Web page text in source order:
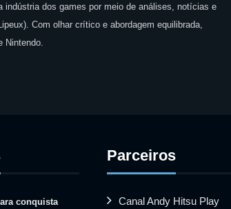
indústria dos games por meio de análises, notícias e
Com olhar crítico e abordagem equilibrada,
conquista
Parceiros
Canal Andy Hitsu Play